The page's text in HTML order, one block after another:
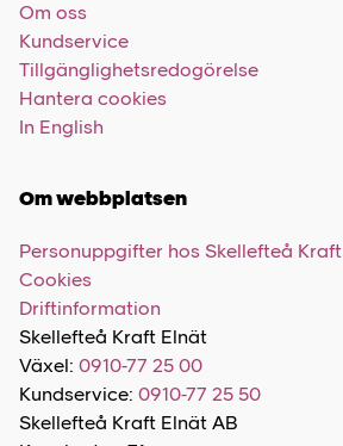
Om oss
Kundservice
Tillgänglighetsredogörelse
Hantera cookies
In English
Om webbplatsen
Personuppgifter hos Skellefteå Kraft
Cookies
Driftinformation
Skellefteå Kraft Elnät
Växel: 0910-77 25 00
Kundservice: 0910-77 25 50
Skellefteå Kraft Elnät AB